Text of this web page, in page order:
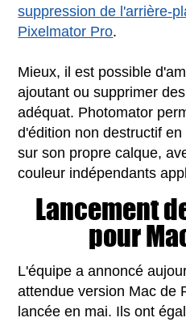
suppression de l'arrière-
Pixelmator Pro.
Mieux, il est possible
ajoutant ou supprimer
adéquat. Photomator
d'édition non destructif
sur son propre calque,
couleur indépendants
Lancement
pour
L'équipe a annoncé
attendue version Mac de
lancée en mai. Ils ont